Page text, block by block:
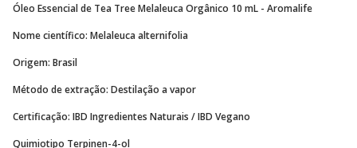
Óleo Essencial de Tea Tree Melaleuca Orgânico 10 mL - Aromalife
Nome científico: Melaleuca alternifolia
Origem: Brasil
Método de extração: Destilação a vapor
Certificação: IBD Ingredientes Naturais / IBD Vegano
Quimiotipo Terpinen-4-ol